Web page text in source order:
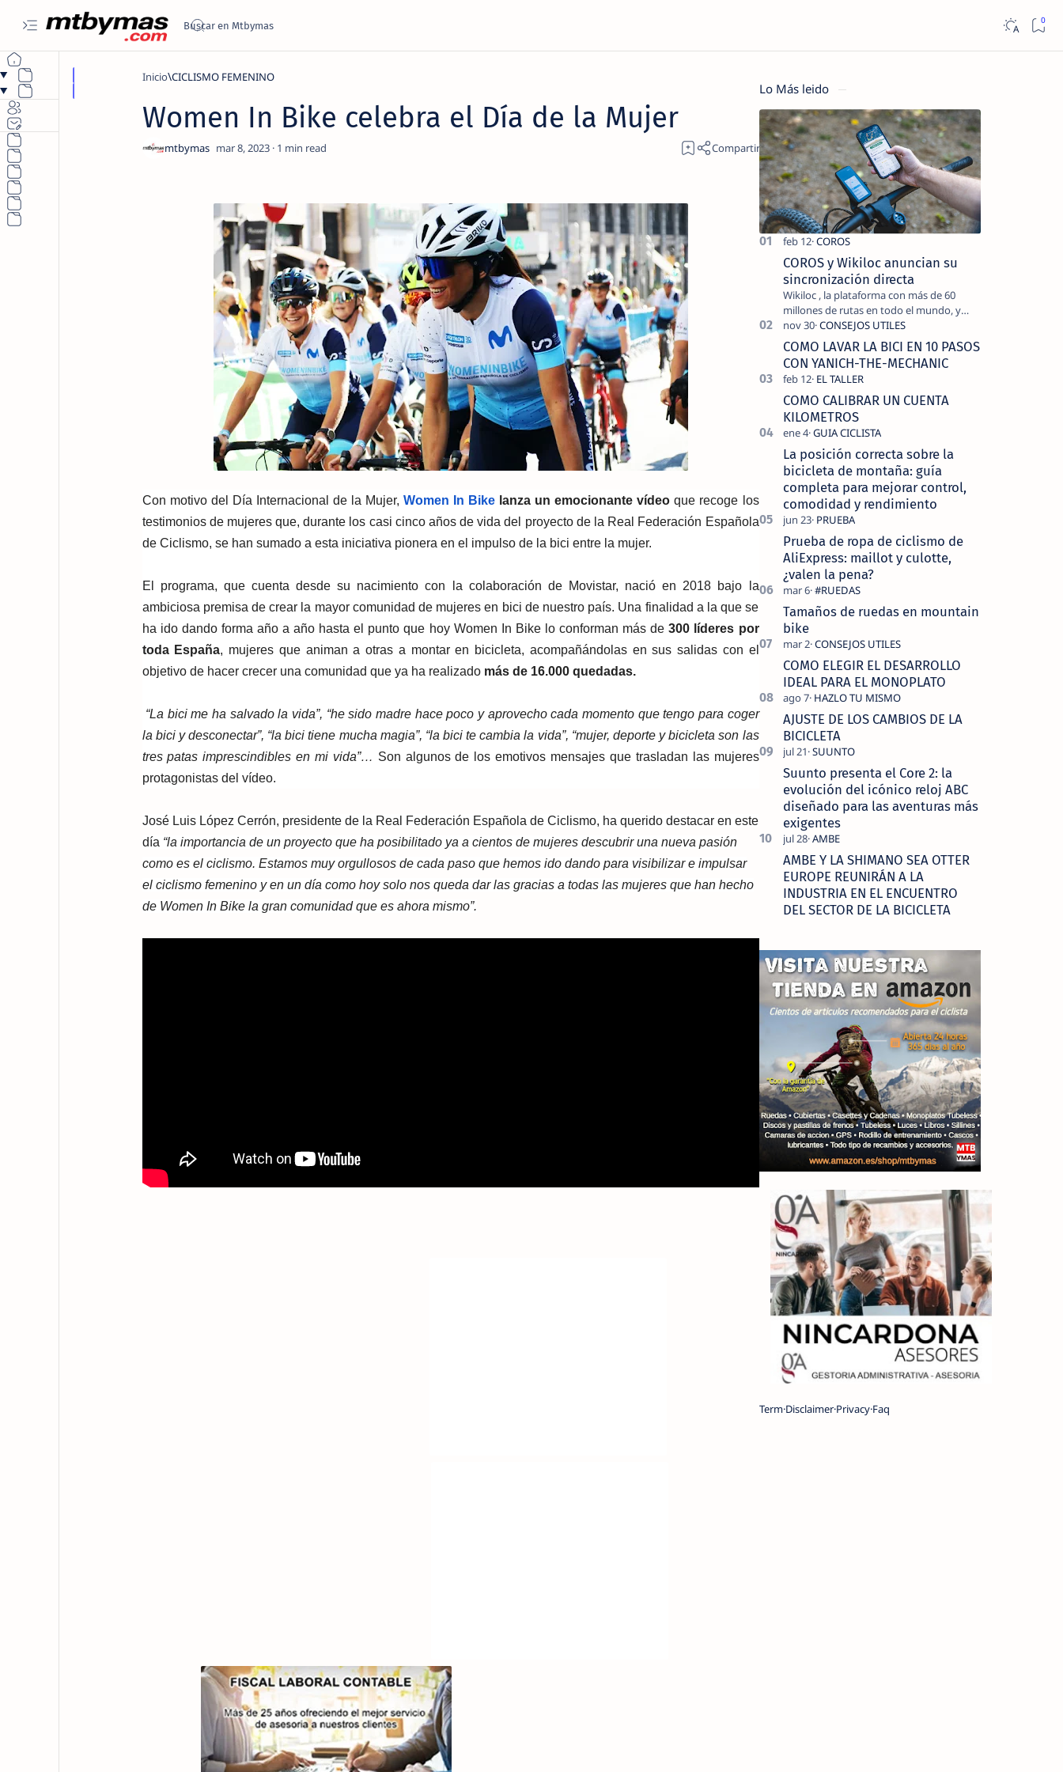
Inicio CICLISMO FEMENINO
Women In Bike celebra el Día de la Mujer
1
Con motivo del Día Internacional de la Mujer, Women In Bike lanza un emocionante vídeo que recoge los
testimonios de mujeres que, durante los casi cinco años de vida del proyecto de la Real Federación Española
de Ciclismo, se han sumado a esta iniciativa pionera en el impulso de la bici entre la mujer.
El programa, que cuenta desde su nacimiento con la colaboración de Movistar, nació en 2018 bajo la
ambiciosa premisa de crear la mayor comunidad de mujeres en bici de nuestro país. Una finalidad a la que se
ha ido dando forma año a año hasta el punto que hoy Women In Bike lo conforman más de300 líderes por
toda España, mujeres que animan a otras a montar en bicicleta, acompañándolas en sus salidas con el
objetivo de hacer crecer una comunidad que ya ha realizado más de 16.000 quedadas.
“La bici me ha salvado la vida”, “he sido madre hace poco y aprovecho cada momento que tengo para coger
la bici y desconectar”, “la bici tiene mucha magia”, “la bici te cambia la vida”, “mujer, deporte y bicicleta son las
tres patas imprescindibles en mi vida”… Son algunos de los emotivos mensajes que trasladan las mujeres
protagonistas del vídeo.
José Luis López Cerrón, presidente de la Real Federación Española de Ciclismo, ha querido destacar en este
día “la importancia de un proyecto que ha posibilitado ya a cientos de mujeres descubrir una nueva pasión
como es el ciclismo. Estamos muy orgullosos de cada paso que hemos ido dando para visibilizar e impulsar
el ciclismo femenino y en un día como hoy solo nos queda dar las gracias a todas las mujeres que han hecho
de Women In Bike la gran comunidad que es ahora mismo”.
Lo Más leido
COROS y Wikiloc anuncian su
sincronización directa
Wikiloc , la plataforma con más de 60
millones de rutas en todo el mundo, y
COROS , marca de dispositivos GPS
reconocida mundialmente por su
tecnolo…
COMO LAVAR LA BICI EN 10 PASOS
CON YANICH-THE-MECHANIC
COMO CALIBRAR UN CUENTA
KILOMETROS
La posición correcta sobre la
bicicleta de montaña: guía
completa para mejorar control,
comodidad y rendimiento
Prueba de ropa de ciclismo de
AliExpress: maillot y culotte,
¿valen la pena?
Tamaños de ruedas en mountain
bike
COMO ELEGIR EL DESARROLLO
IDEAL PARA EL MONOPLATO
AJUSTE DE LOS CAMBIOS DE LA
BICICLETA
Suunto presenta el Core 2: la
evolución del icónico reloj ABC
diseñado para las aventuras más
exigentes
AMBE Y LA SHIMANO SEA OTTER
EUROPE REUNIRÁN A LA
INDUSTRIA EN EL ENCUENTRO
DEL SECTOR DE LA BICICLETA
TermDisclaimerPrivacyFaq